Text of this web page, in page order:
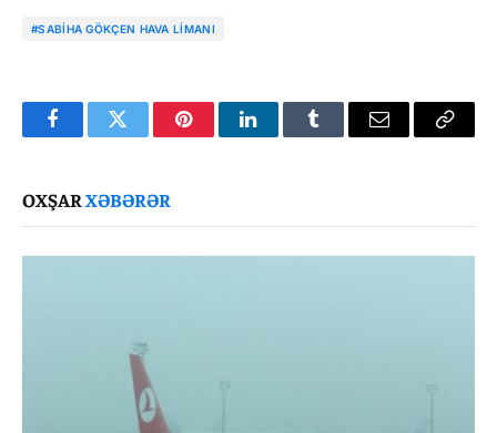
#SABIHA GÖKÇEN HAVA LIMANI
FacebookTwitter PinterestLinkedInTumblr Email
Copy
OXŞARXƏBƏRƏR